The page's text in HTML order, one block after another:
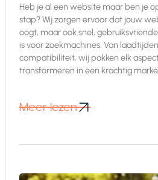
Heb je al een website maar ben je
stap? Wij zorgen ervoor dat jouw
oogt, maar ook snel,
is voor zoekmachines. Van
compatibiliteit, wij pakken elk
transformeren in een krachtig
Meer lezen